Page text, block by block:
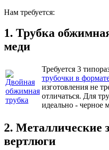
Нам требуется:
1. Трубка
меди
Требуется 3
трубочки в
изготовления не
отличаться. Для
идеально - черное
2. Металлические
вертлюги